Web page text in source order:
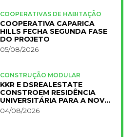
COOPERATIVAS DE HABITAÇÃO
COOPERATIVA CAPARICA
HILLS FECHA SEGUNDA FASE
DO PROJETO
05/08/2026
CONSTRUÇÃO MODULAR
KKR E DSREALESTATE
CONSTROEM RESIDÊNCIA
UNIVERSITÁRIA PARA A NOVA
FCT
04/08/2026